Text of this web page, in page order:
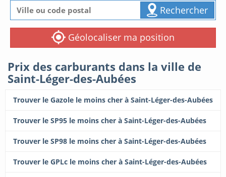
Rechercher
Géolocaliser ma position
Prix des carburants dans la ville de
Saint-Léger-des-Aubées
Trouver le Gazole le moins cher à Saint-Léger-des-Aubées
Trouver le SP95 le moins cher à Saint-Léger-des-Aubées
Trouver le SP98 le moins cher à Saint-Léger-des-Aubées
Trouver le GPLc le moins cher à Saint-Léger-des-Aubées